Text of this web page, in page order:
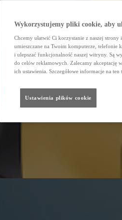
Wykorzystujemy pliki cookie, aby
Chcemy ułatwić Ci korzystanie z naszej
umieszczane na Twoim komputerze, telefonie
i ulepszać funkcjonalność naszej witryny. Są
do celów reklamowych. Zalecamy akceptację
ich ustawienia. Szczegółowe informacje na ten
Ustawienia plików cookie